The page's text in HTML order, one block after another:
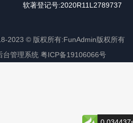
软著登记号:2020R11L2789737
2023 © 版权所有:FunAdmin版权所有
台管理系统 粤ICP备19106066号